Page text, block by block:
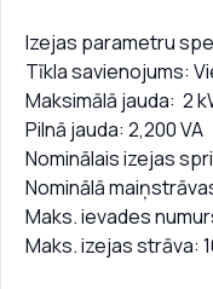
Izejas parametru
Tīkla savienojums:
Maksimālā jauda: 2
Pilnā jauda: 2,200 VA
Nominālais izejas
Nominālā
Maks. ievades
Maks. izejas strāva: